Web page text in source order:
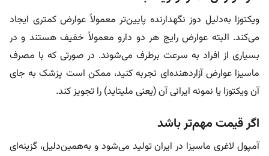
ویکتوزا به‌دلیل دوز نگهدارنده پایین‌تر معمولاً عوارض کمتری ایجاد
می‌کند. البته عوارض رایج هر دو دارو معمولاً خفیف هستند و در
بسیاری از افراد به سرعت برطرف می‌شوند. در صورتی که با مصرف
ماسیزا عوارض آزاردهنده‌ای تجربه کنید، ممکن است پزشک به جای
آن ویکتوزا یا نمونه ایرانی آن (یعنی ملیتاید) را تجویز کند.
اگر قیمت مهم‌تر باشد
آمپول لاغری ماسیزا در ایران تولید می‌شود و به‌همین‌دلیل، گزینه‌ای